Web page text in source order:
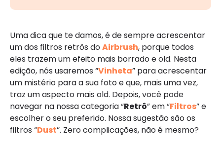
Uma dica que te damos, é de sempre acrescentar
um dos filtros retrôs doAirbrush, porque todos
eles trazem um efeito mais borrado e old. Nesta
edição, nós usaremos “Vinheta” para acrescentar
um mistério para a sua foto e que, mais uma vez,
traz um aspecto mais old. Depois, você pode
navegar na nossa categoria “Retrô” em “Filtros” e
escolher o seu preferido. Nossa sugestão são os
filtros “Dust”. Zero complicações, não é mesmo?